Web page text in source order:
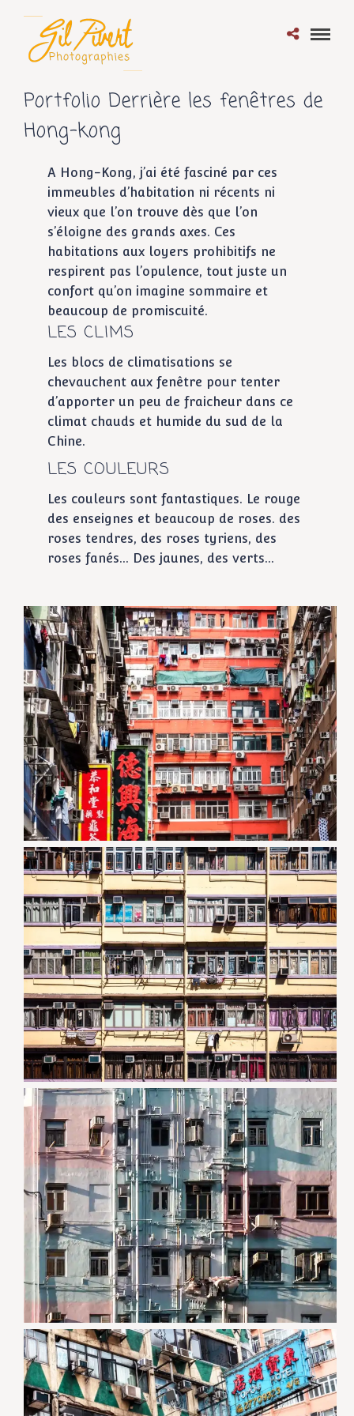
Portfolio Derrière les fenêtres de
Hong-kong
A Hong-Kong, j’ai été fasciné par ces
immeubles d’habitation ni récents ni
vieux que l’on trouve dès que l’on
s’éloigne des grands axes. Ces
habitations aux loyers prohibitifs ne
respirent pas l’opulence, tout juste un
confort qu’on imagine sommaire et
beaucoup de promiscuité.
LES CLIMS
Les blocs de climatisations se
chevauchent aux fenêtre pour tenter
d’apporter un peu de fraicheur dans ce
climat chauds et humide du sud de la
Chine.
LES COULEURS
Les couleurs sont fantastiques. Le rouge
des enseignes et beaucoup de roses. des
roses tendres, des roses tyriens, des
roses fanés… Des jaunes, des verts…